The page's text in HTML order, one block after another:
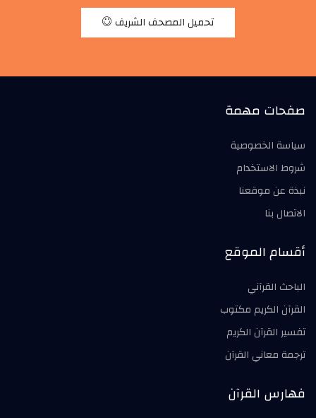
تحميل المصحف الشريف
صفحات مهمة
سياسة الخصوصية
شروط الاستخدام
نبذة عن موقعنا
الاتصال بنا
أقسام الموقع
الباحث القرآني
القرآن الكريم مكتوب
تفسير القرآن الكريم
ترجمة معاني القرآن
فهارس القرآن